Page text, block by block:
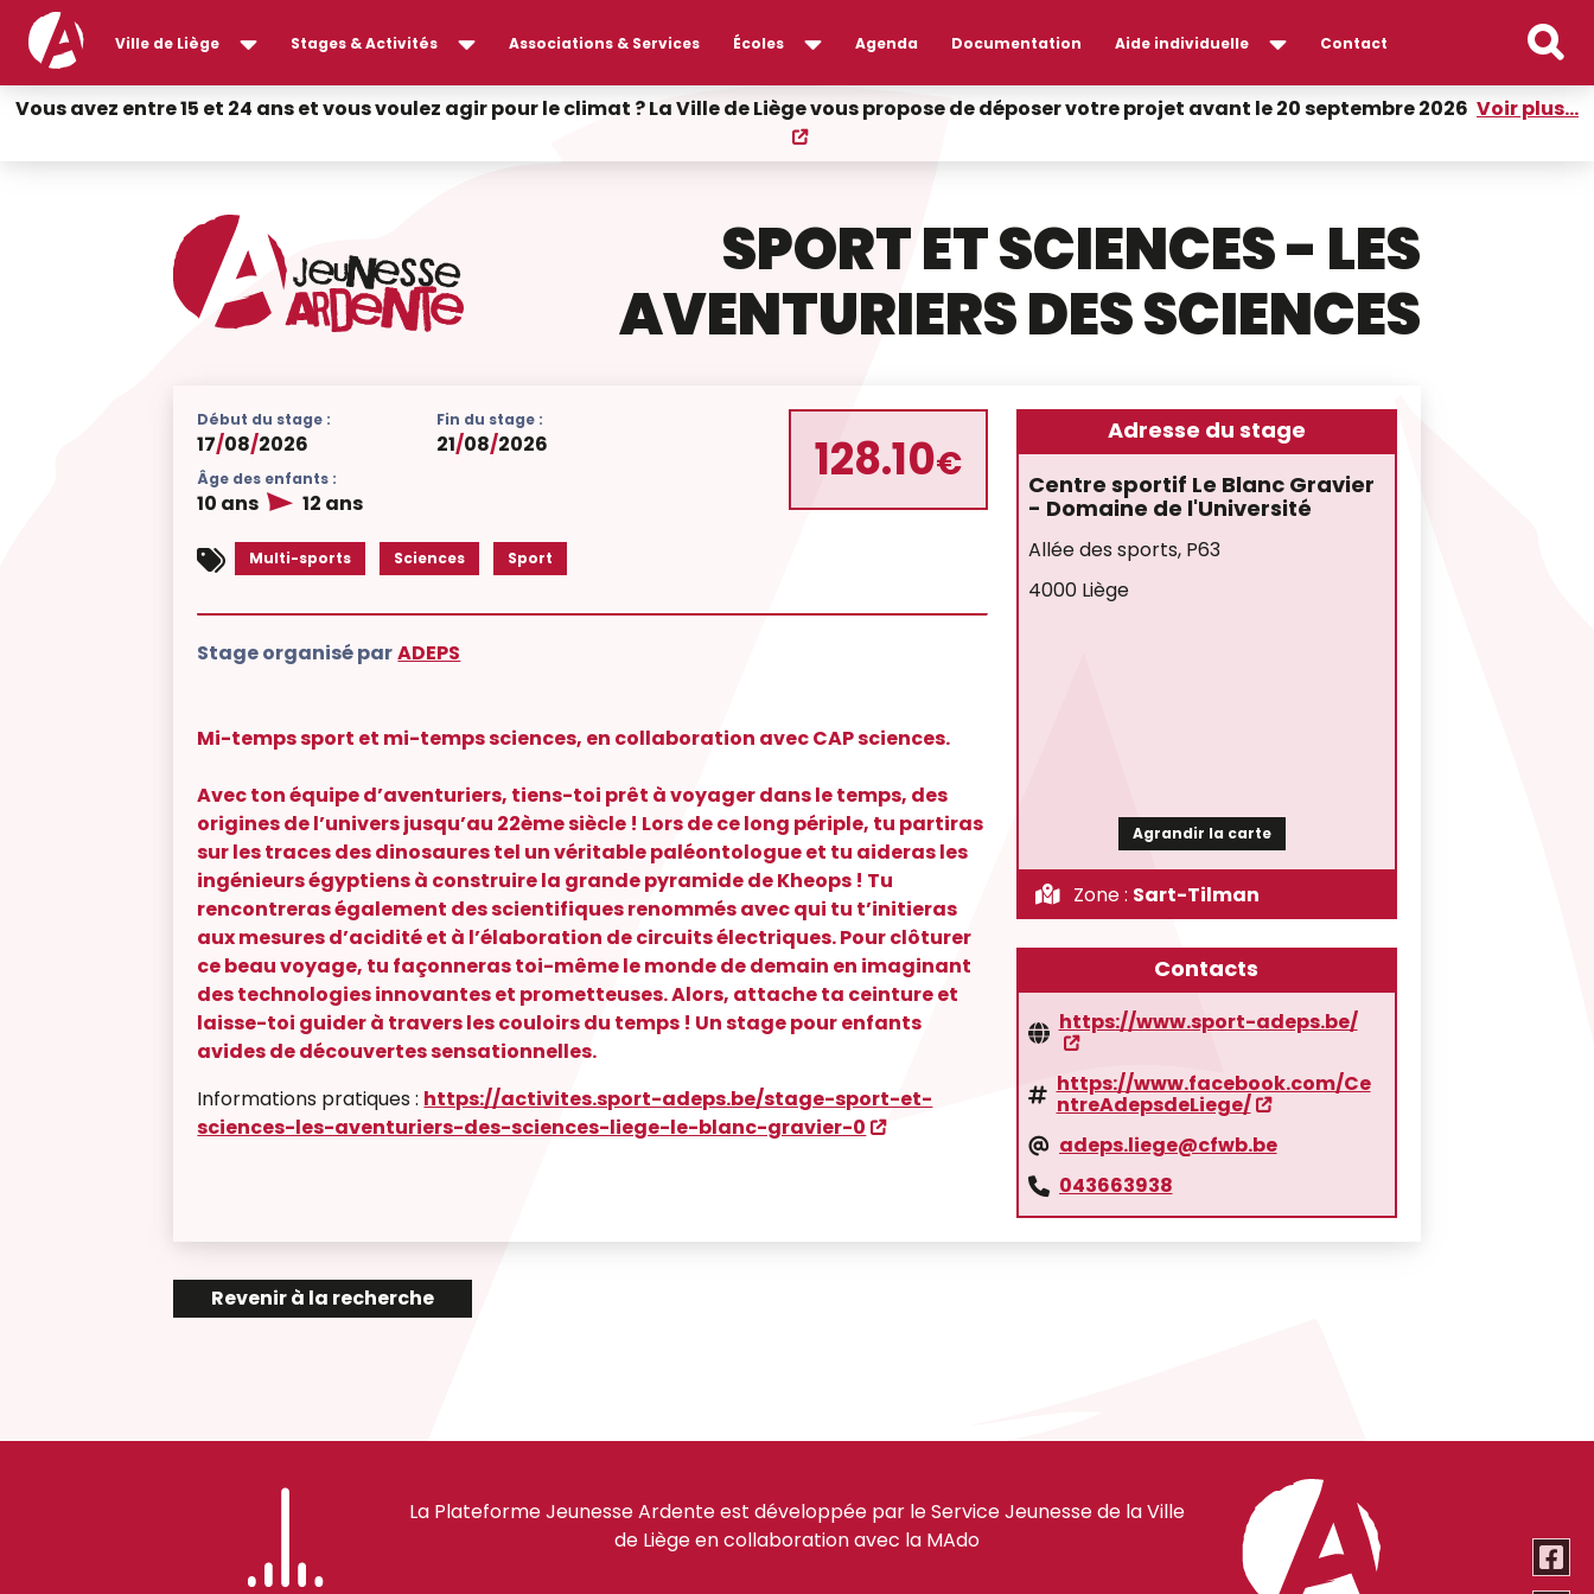
Ville de Liège Stages & Activités Associations & Services Écoles Agenda Documentation Aide individuelle Contact
Vous avez entre 15 et 24 ans et vous voulez agir pour le climat ? La Ville de Liège vous propose de déposer votre projet avant le 20 septembre 2026 Voir plus...
SPORT ET SCIENCES - LES
AVENTURIERS DES SCIENCES
Début du stage :
17/08/2026
Fin du stage :
21/08/2026
Âge des enfants :
10 ans 12 ans
Multi-sports Sciences Sport
128.10€
Stage organisé parADEPS
Mi-temps sport et mi-temps sciences, en collaboration avec CAP sciences.
Avec ton équipe d’aventuriers, tiens-toi prêt à voyager dans le temps, des
origines de l’univers jusqu’au 22ème siècle ! Lors de ce long périple, tu partiras
sur les traces des dinosaures tel un véritable paléontologue et tu aideras les
ingénieurs égyptiens à construire la grande pyramide de Kheops ! Tu
rencontreras également des scientifiques renommés avec qui tu t’initieras
aux mesures d’acidité et à l’élaboration de circuits électriques. Pour clôturer
ce beau voyage, tu façonneras toi-même le monde de demain en imaginant
des technologies innovantes et prometteuses. Alors, attache ta ceinture et
laisse-toi guider à travers les couloirs du temps ! Un stage pour enfants
avides de découvertes sensationnelles.
Informations pratiques : https://activites.sport-adeps.be/stage-sport-et-
sciences-les-aventuriers-des-sciences-liege-le-blanc-gravier-0
Adresse du stage
Centre sportif Le Blanc Gravier
- Domaine de l'Université
Allée des sports, P63
4000 Liège
Agrandir la carte
Zone : Sart-Tilman
Contacts
https://www.sport-adeps.be/
https://www.facebook.com/Ce
ntreAdepsdeLiege/
adeps.liege@cfwb.be
043663938
Revenir à la recherche
La Plateforme Jeunesse Ardente est développée par le Service Jeunesse de la Ville
de Liège en collaboration avec la MAdo